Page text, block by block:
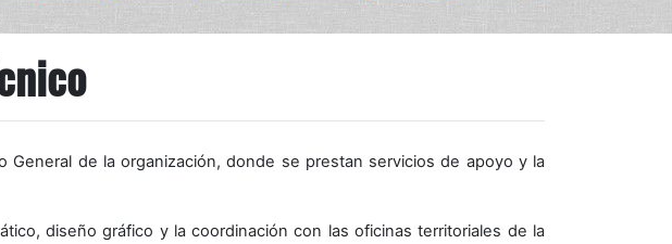
General de la organización, donde se prestan servicios de apoyo y la
diseño gráfico y la coordinación con las oficinas territoriales de la